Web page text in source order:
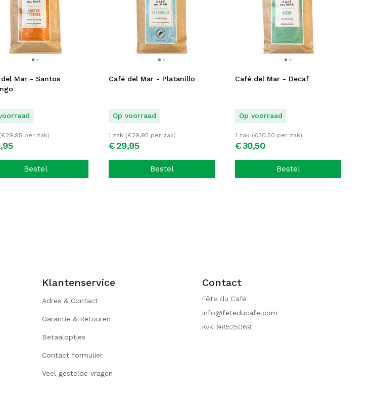
del Mar - Santos
95
€29,95 per zak)
Bestel
Café del Mar - Platanillo
Op voorraad
€29,95
1 zak (€29,95 per zak)
Bestel
Café del Mar - Decaf
Op voorraad
€30,50
1 zak (€30,50 per zak)
Bestel
Klantenservice
Adres & Contact
Garantie & Retouren
Betaalopties
Contact formulier
Veel gestelde vragen
Contact
Fête du Café
info@feteducafe.com
KvK: 98525069